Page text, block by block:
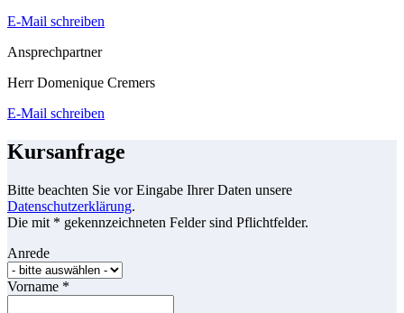
E-Mail schreiben
Ansprechpartner
Herr Domenique Cremers
E-Mail schreiben
Kursanfrage
Bitte beachten Sie vor Eingabe Ihrer Daten unsere
Datenschutzerklärung.
Die mit * gekennzeichneten Felder sind Pflichtfelder.
Anrede
Vorname *